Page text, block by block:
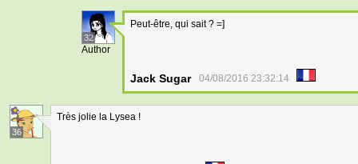
32
Author
Peut-être, qui sait ? =]
Jack Sugar 04/08/2016 23:32:14
36
Très jolie la Lysea !